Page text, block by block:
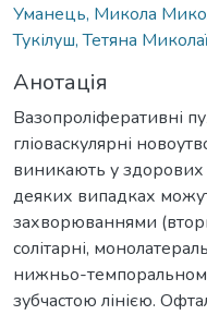
Уманець, Микола
Тукілуш, Тетяна
Анотація
Вазопроліферативні
гліоваскулярні
виникають у здорових
деяких випадках
захворюваннями
солітарні,
нижньо-
зубчастою лінією.